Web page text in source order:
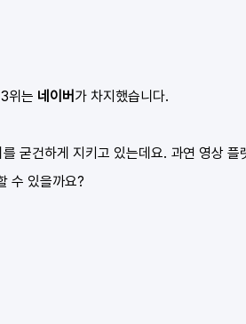
, 3위는 네이버 가 차지했습니다.
굳건하게 지키고 있는데요. 과연 영상 플
수 있을까요?